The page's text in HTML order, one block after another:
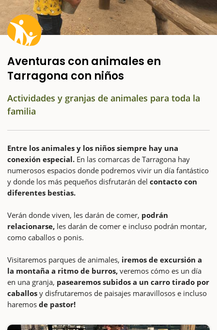
Aventuras con animales en
Tarragona con niños
Actividades y granjas de animales para toda la
familia
Entre los animales y los niños siempre hay una
conexión especial. En las comarcas de Tarragona hay
numerosos espacios donde podremos vivir un día fantástico
y donde los más pequeños disfrutarán del contacto con
diferentes bestias.
Verán donde viven, les darán de comer, podrán
relacionarse, les darán de comer e incluso podrán montar,
como caballos o ponis.
Visitaremos parques de animales, iremos de excursión a
la montaña a ritmo de burros, veremos cómo es un día
en una granja, pasearemos subidos a un carro tirado por
caballos y disfrutaremos de paisajes maravillosos e incluso
haremos de pastor!